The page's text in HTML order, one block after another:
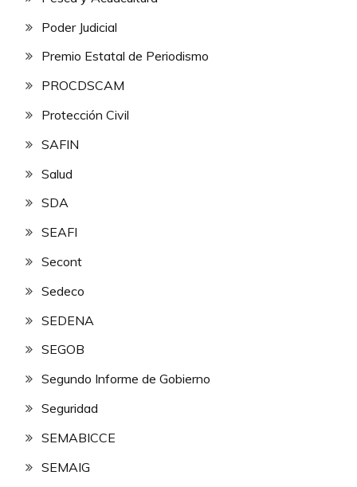
Poder Judicial
Premio Estatal de Periodismo
PROCDSCAM
Protección Civil
SAFIN
Salud
SDA
SEAFI
Secont
Sedeco
SEDENA
SEGOB
Segundo Informe de Gobierno
Seguridad
SEMABICCE
SEMAIG